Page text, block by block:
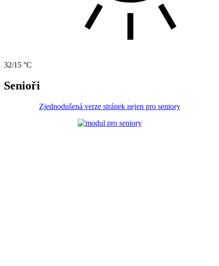
32/15 °C
Senioři
Zjednodušená verze stránek nejen pro seniory